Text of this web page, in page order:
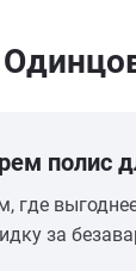
полис
где
за